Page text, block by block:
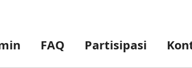
FAQ Partisipasi